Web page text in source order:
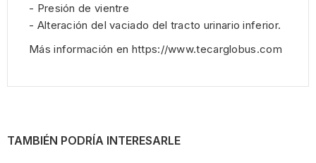
- Presión de vientre
- Alteración del vaciado del tracto urinario inferior.
Más información en https://www.tecarglobus.com
TAMBIÉN PODRÍA INTERESARLE